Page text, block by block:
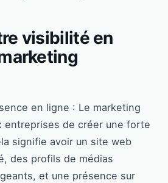
visibilité en
en ligne : Le marketing
entreprises de créer une forte
signifie avoir un site web
des profils de médias
et une présence sur